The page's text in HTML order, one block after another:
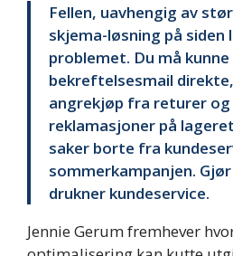
Fellen, uavhengig av
skjema-løsning på siden
problemet. Du må
bekreftelsesmail
angrekjøp fra returer og
reklamasjoner på
saker borte fra
sommerkampanjen.
drukner kundeservice.
Jennie Gerum fremhever